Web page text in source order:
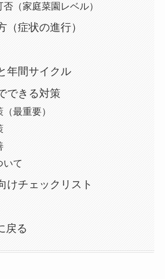
（家庭菜園レベル）
（症状の進行）
年間サイクル
できる対策
最重要）
いて
けチェックリスト
戻る